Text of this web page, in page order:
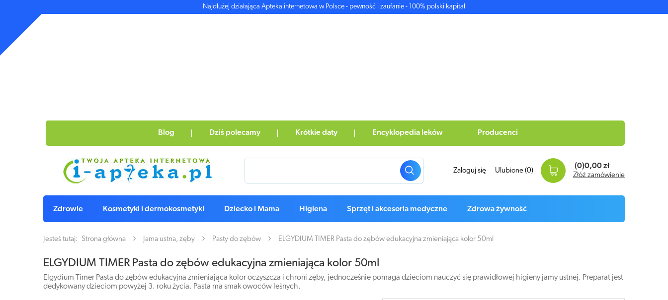
Najdłużej działająca Apteka internetowa w Polsce - pewność i zaufanie - 100% polski kapitał
Blog Dziś polecamy Krótkie daty Encyklopedia leków Producenci
Zaloguj się Ulubione (0)
(0)0,00 zł
Złóż zamówienie
Zdrowie Kosmetyki i dermokosmetyki Dziecko i Mama Higiena Sprzęt i akcesoria medyczne Zdrowa żywność
Jesteś tutaj: Strona główna Jama ustna, zęby Pasty do zębów ELGYDIUM TIMER Pasta do zębów edukacyjna zmieniająca kolor 50ml
ELGYDIUM TIMER Pasta do zębów edukacyjna zmieniająca kolor 50ml
Elgydium Timer Pasta do zębów edukacyjna zmieniająca kolor oczyszcza i chroni zęby, jednocześnie pomaga dzieciom nauczyć się prawidłowej higieny jamy ustnej. Preparat jest
dedykowany dzieciom powyżej 3. roku życia. Pasta ma smak owoców leśnych.